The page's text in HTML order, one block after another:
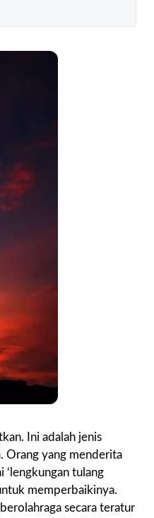
Ini adalah jenis
Orang yang menderita
‘lengkungan tulang
memperbaikinya.
secara teratur